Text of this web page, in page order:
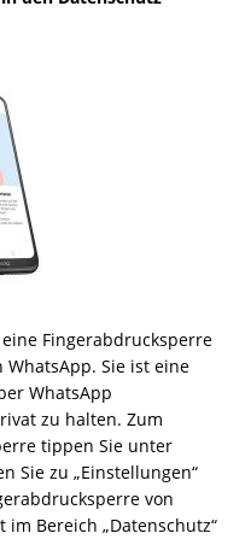
Fingerabdrucksperre
Sie ist eine
WhatsApp
zu halten. Zum
tippen Sie unter
Sie zu „Einstellungen“
von
Bereich „Datenschutz“